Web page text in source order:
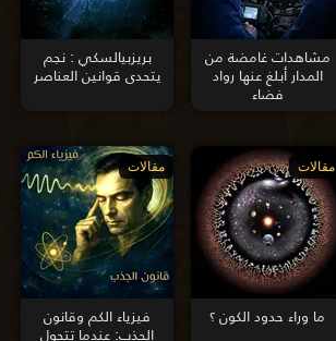
مشاهدات غامضة من
المدار أبلغ عنها رواد
فضاء
بريزبيالسكي : نجم
يتحدى قوانين العناصر
مقالات
ما وراء حدود الكون ؟
مقالات
فيزياء الكم وقانون
الجذب: عندما تتحول